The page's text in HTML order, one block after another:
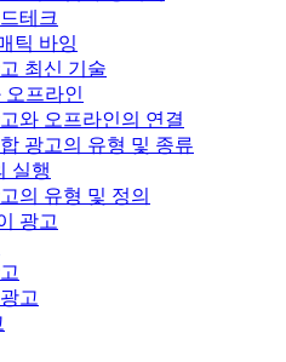
테크
틱 바잉
최신 기술
프라인
와 오프라인의 연결
광고의 유형 및 종류
실행
의 유형 및 정의
광고
고